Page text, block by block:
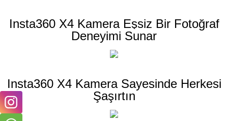
Insta360 X4 Kamera Eşsiz Bir Fotoğraf
Deneyimi Sunar
Insta360 X4 Kamera Sayesinde Herkesi
Şaşırtın